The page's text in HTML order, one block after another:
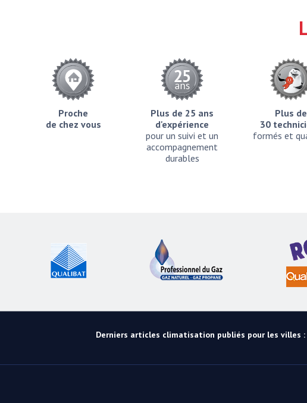
Proche
de chez vous
Plus de 25 ans
d'expérience
pour un suivi et un
accompagnement
durables
Plus de
30
formés et
Derniers articles climatisation publiés pour les villes :